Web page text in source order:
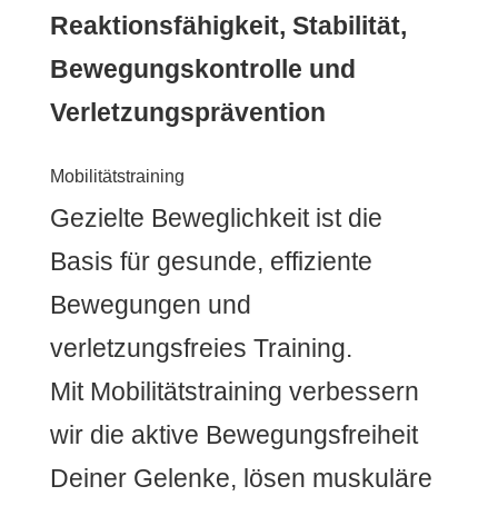
Reaktionsfähigkeit, Stabilität,
Bewegungskontrolle und
Verletzungsprävention
Mobilitätstraining
Gezielte Beweglichkeit ist die
Basis für gesunde, effiziente
Bewegungen und
verletzungsfreies Training.
Mit Mobilitätstraining verbessern
wir die aktive Bewegungsfreiheit
Deiner Gelenke, lösen muskuläre